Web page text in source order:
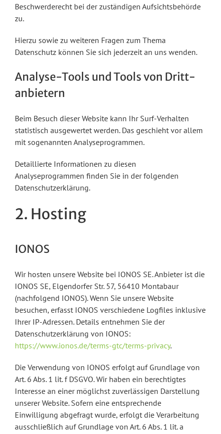
Beschwerderecht bei der zuständigen Aufsichtsbehörde
zu.
Hierzu sowie zu weiteren Fragen zum Thema
Datenschutz können Sie sich jederzeit an uns wenden.
Analyse-Tools und Tools von Dritt­
anbietern
Beim Besuch dieser Website kann Ihr Surf-Verhalten
statistisch ausgewertet werden. Das geschieht vor allem
mit sogenannten Analyseprogrammen.
Detaillierte Informationen zu diesen
Analyseprogrammen finden Sie in der folgenden
Datenschutzerklärung.
2. Hosting
IONOS
Wir hosten unsere Website bei IONOS SE. Anbieter ist die
IONOS SE, Elgendorfer Str. 57, 56410 Montabaur
(nachfolgend IONOS). Wenn Sie unsere Website
besuchen, erfasst IONOS verschiedene Logfiles inklusive
Ihrer IP-Adressen. Details entnehmen Sie der
Datenschutzerklärung von IONOS:
https://www.ionos.de/terms-gtc/terms-privacy.
Die Verwendung von IONOS erfolgt auf Grundlage von
Art. 6 Abs. 1 lit. f DSGVO. Wir haben ein berechtigtes
Interesse an einer möglichst zuverlässigen Darstellung
unserer Website. Sofern eine entsprechende
Einwilligung abgefragt wurde, erfolgt die Verarbeitung
ausschließlich auf Grundlage von Art. 6 Abs. 1 lit. a